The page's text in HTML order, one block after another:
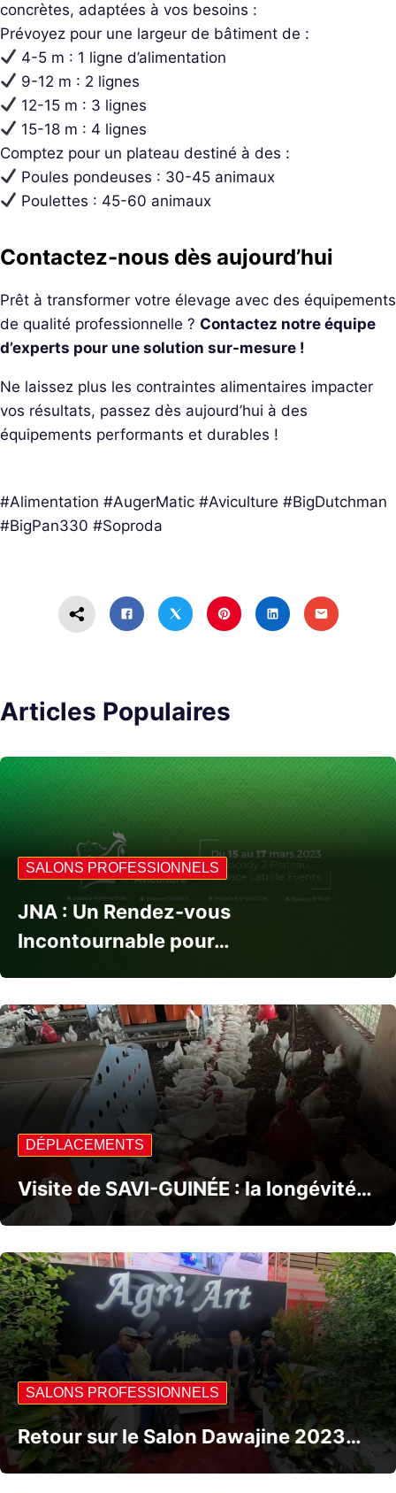
concrètes, adaptées à vos besoins :
Prévoyez pour une largeur de bâtiment de :
4-5 m : 1 ligne d’alimentation
9-12 m : 2 lignes
12-15 m : 3 lignes
15-18 m : 4 lignes
Comptez pour un plateau destiné à des :
Poules pondeuses : 30-45 animaux
Poulettes : 45-60 animaux
Contactez-nous dès aujourd’hui
Prêt à transformer votre élevage avec des équipements
de qualité professionnelle ? Contactez notre équipe
d’experts pour une solution sur-mesure !
Ne laissez plus les contraintes alimentaires impacter
vos résultats, passez dès aujourd’hui à des
équipements performants et durables !
#Alimentation #AugerMatic #Aviculture #BigDutchman
#BigPan330 #Soproda
Articles Populaires
SALONS PROFESSIONNELS
JNA : Un Rendez-vous
Incontournable pour…
DÉPLACEMENTS
Visite de SAVI-GUINÉE : la longévité…
SALONS PROFESSIONNELS
Retour sur le Salon Dawajine 2023…